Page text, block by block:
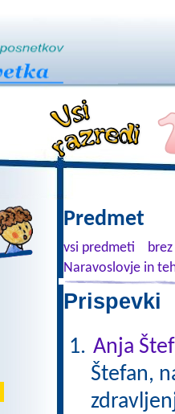
Predmet
vsi predmeti
Naravoslovje in
Prispevki
Anja
Štefan,